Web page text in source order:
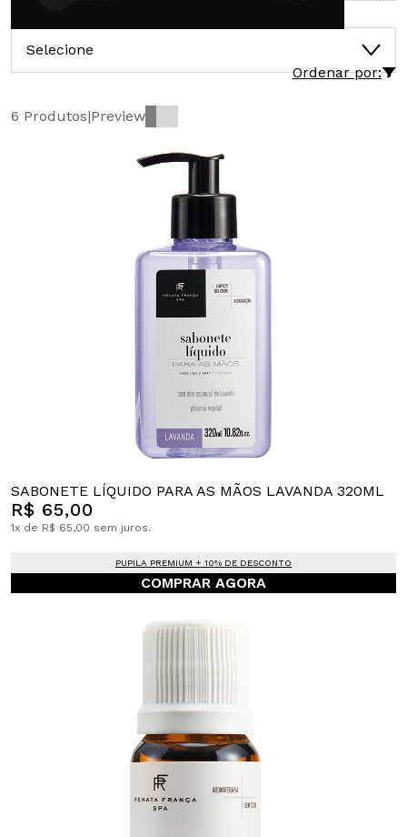
Selecione
Ordenar por:
6 Produtos|Preview
SABONETE LÍQUIDO PARA AS MÃOS LAVANDA 320ML
R$ 65,00
1x de R$ 65,00 sem juros.
PUPILA PREMIUM + 10% DE DESCONTO
COMPRAR AGORA